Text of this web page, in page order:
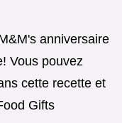
anniversaire
Vous pouvez
cette recette et
Gifts